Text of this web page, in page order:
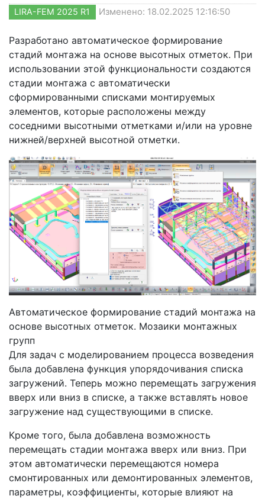
LIRA-FEM 2025 R1 Изменено: 18.02.2025 12:16:50
Разработано автоматическое формирование
стадий монтажа на основе высотных отметок. При
использовании этой функциональности создаются
стадии монтажа с автоматически
сформированными списками монтируемых
элементов, которые расположены между
соседними высотными отметками и/или на уровне
нижней/верхней высотной отметки.
Автоматическое формирование стадий монтажа на
основе высотных отметок. Мозаики монтажных
групп
Для задач с моделированием процесса возведения
была добавлена функция упорядочивания списка
загружений. Теперь можно перемещать загружения
вверх или вниз в списке, а также вставлять новое
загружение над существующими в списке.
Кроме того, была добавлена возможность
перемещать стадии монтажа вверх или вниз. При
этом автоматически перемещаются номера
смонтированных или демонтированных элементов,
параметры, коэффициенты, которые влияют на